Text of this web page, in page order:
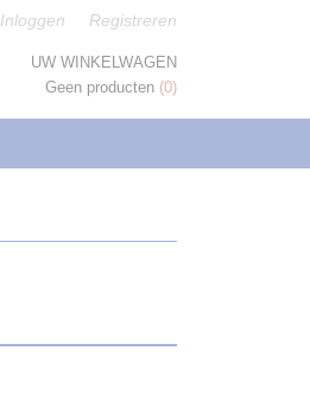
Inloggen Registreren
UW WINKELWAGEN
Geen producten (0)